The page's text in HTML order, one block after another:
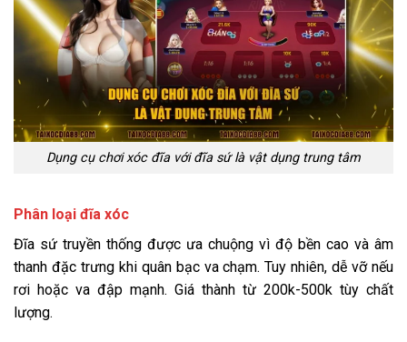
Dụng cụ chơi xóc đĩa với đĩa sứ là vật dụng trung tâm
Phân loại đĩa xóc
Đĩa sứ truyền thống được ưa chuộng vì độ bền cao và âm
thanh đặc trưng khi quân bạc va chạm. Tuy nhiên, dễ vỡ nếu
rơi hoặc va đập mạnh. Giá thành từ 200k-500k tùy chất
lượng.